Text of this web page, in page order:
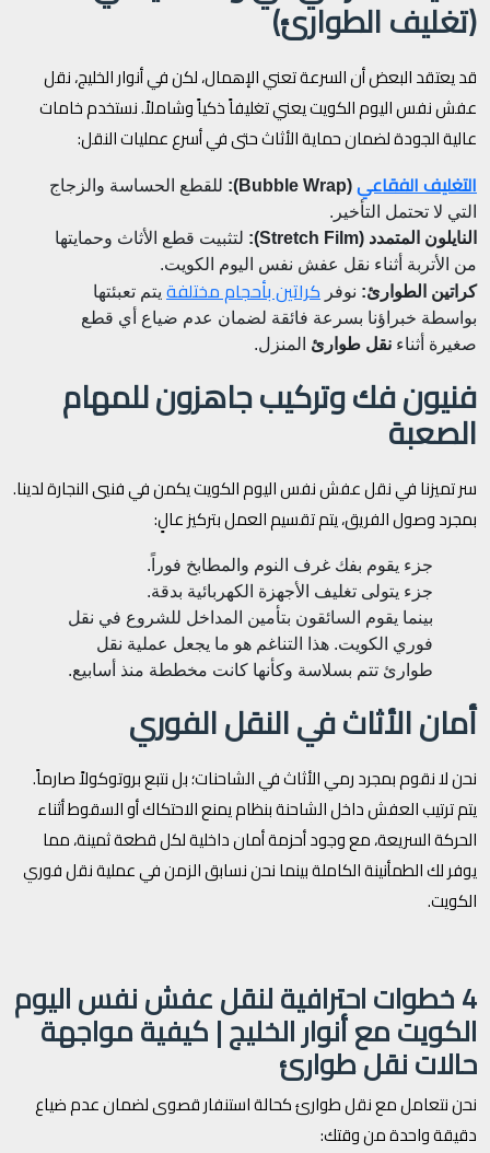
(تغليف الطوارئ)
قد يعتقد البعض أن السرعة تعني الإهمال، لكن في أنوار الخليج، نقل
عفش نفس اليوم الكويت يعني تغليفاً ذكياً وشاملاً. نستخدم خامات
عالية الجودة لضمان حماية الأثاث حتى في أسرع عمليات النقل:
التغليف الفقاعي (Bubble Wrap):
للقطع الحساسة والزجاج
التي لا تحتمل التأخير.
النايلون المتمدد (Stretch Film):
لتثبيت قطع الأثاث وحمايتها
من الأتربة أثناء نقل عفش نفس اليوم الكويت.
كراتين الطوارئ: نوفر كراتين بأحجام مختلفة يتم تعبئتها
بواسطة خبراؤنا بسرعة فائقة لضمان عدم ضياع أي قطع
صغيرة أثناء نقل طوارئ المنزل.
فنيون فك وتركيب جاهزون للمهام
الصعبة
سر تميزنا في نقل عفش نفس اليوم الكويت يكمن في فنيي النجارة لدينا.
بمجرد وصول الفريق، يتم تقسيم العمل بتركيز عالٍ:
جزء يقوم بفك غرف النوم والمطابخ فوراً.
جزء يتولى تغليف الأجهزة الكهربائية بدقة.
بينما يقوم السائقون بتأمين المداخل للشروع في نقل
فوري الكويت. هذا التناغم هو ما يجعل عملية نقل
طوارئ تتم بسلاسة وكأنها كانت مخططة منذ أسابيع.
أمان الأثاث في النقل الفوري
نحن لا نقوم بمجرد رمي الأثاث في الشاحنات؛ بل نتبع بروتوكولاً صارماً.
يتم ترتيب العفش داخل الشاحنة بنظام يمنع الاحتكاك أو السقوط أثناء
الحركة السريعة، مع وجود أحزمة أمان داخلية لكل قطعة ثمينة، مما
يوفر لك الطمأنينة الكاملة بينما نحن نسابق الزمن في عملية نقل فوري
الكويت.
4 خطوات احترافية لنقل عفش نفس اليوم
الكويت مع أنوار الخليج | كيفية مواجهة
حالات نقل طوارئ
نحن نتعامل مع نقل طوارئ كحالة استنفار قصوى لضمان عدم ضياع
دقيقة واحدة من وقتك: